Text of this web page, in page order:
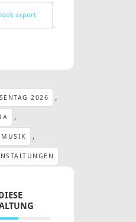
export
2026 ,
,
MUSIK ,